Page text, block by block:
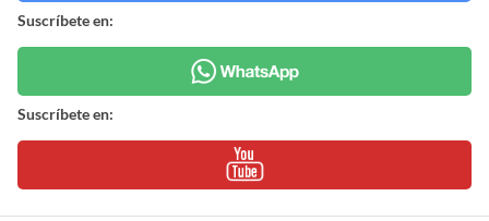
Suscríbete en:
Suscríbete en: